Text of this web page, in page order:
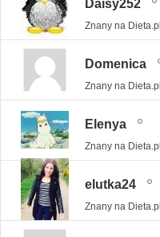
Daisy252
Znany na Dieta.pl
Domenica
Znany na Dieta.pl
Elenya
Znany na Dieta.pl
elutka24
Znany na Dieta.pl